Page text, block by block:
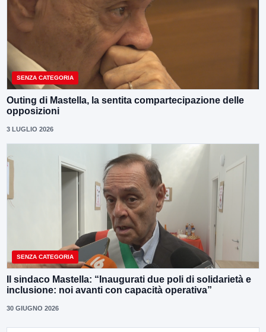
SENZA CATEGORIA
Outing di Mastella, la sentita compartecipazione delle
opposizioni
3 LUGLIO 2026
SENZA CATEGORIA
Il sindaco Mastella: “Inaugurati due poli di solidarietà e
inclusione: noi avanti con capacità operativa”
30 GIUGNO 2026